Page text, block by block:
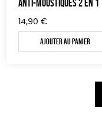
ANTI-MOUSTIQUES 2 EN 1
14,90 €
Ajouter au panier